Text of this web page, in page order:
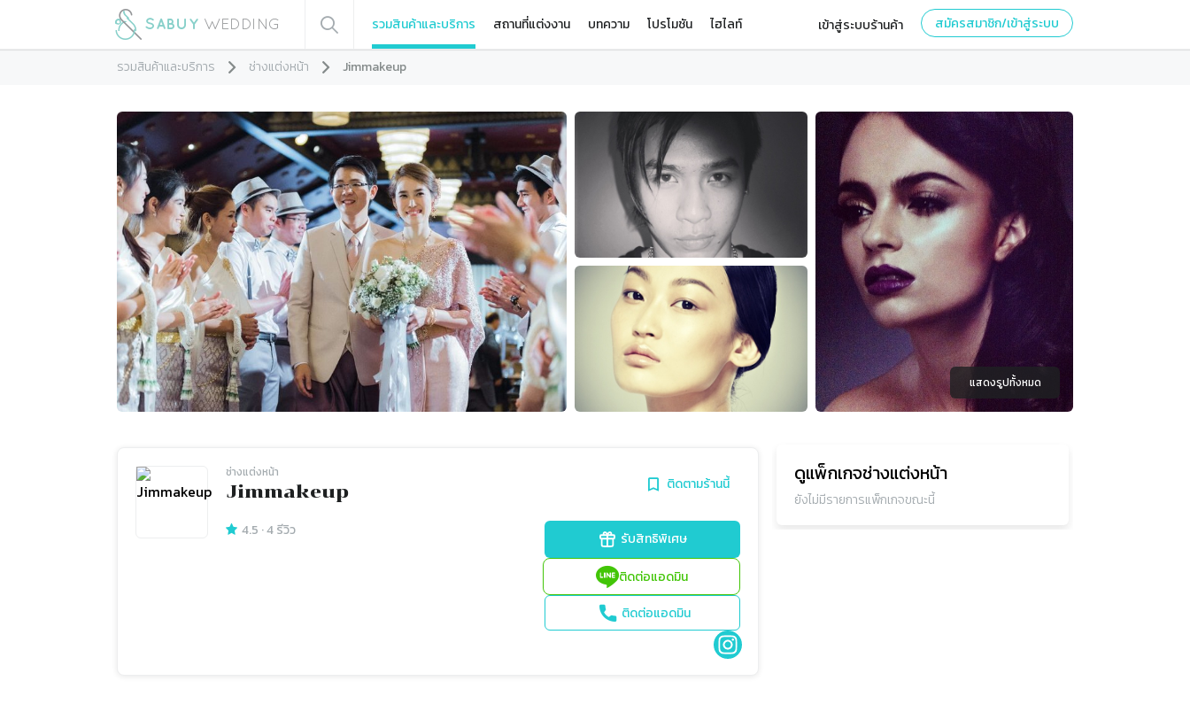
รวมสินค้าและบริการ สถานที่แต่งงาน บทความ โปรโมชัน ไฮไลท์ เข้าสู่ระบบร้านค้า สมัครสมาชิก/เข้าสู่ระบบ
รวมสินค้าและบริการ ช่างแต่งหน้า Jimmakeup
แสดงรูปทั้งหมด
ช่างแต่งหน้า
Jimmakeup ติดตามร้านนี้
4.5 ·4รีวิว รับสิทธิพิเศษ
ติดต่อแอดมิน
ติดต่อแอดมิน
ดูแพ็กเกจช่างแต่งหน้า
ยังไม่มีรายการแพ็กเกจขณะนี้